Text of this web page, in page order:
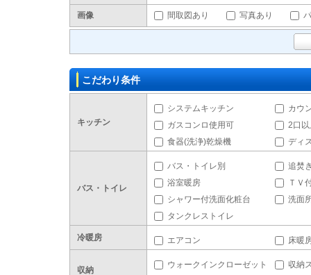
画像 間取図あり 写真あり
こだわり条件
キッチン
システムキッチン
カウ
ガスコンロ使用可
2口
食器(洗浄)乾燥機
ディ
バス・トイレ
バス・トイレ別
追焚
浴室暖房
ＴＶ
シャワー付洗面化粧台
洗面
タンクレストイレ
冷暖房 エアコン 床暖
収納
ウォークインクローゼット
収納